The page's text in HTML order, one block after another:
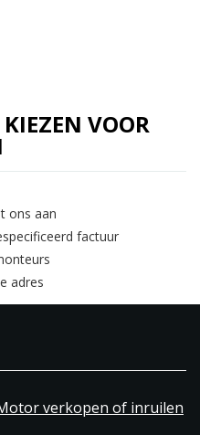
VOOR
ons aan
factuur
adres
verkopen of inruilen